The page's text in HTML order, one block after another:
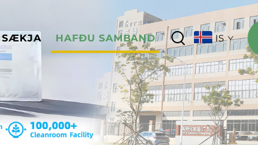
SÆKJA HAFÐU SAMBAND IS